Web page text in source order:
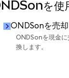
を使
ONDSonを売却
ONDSonを現金に
換します。